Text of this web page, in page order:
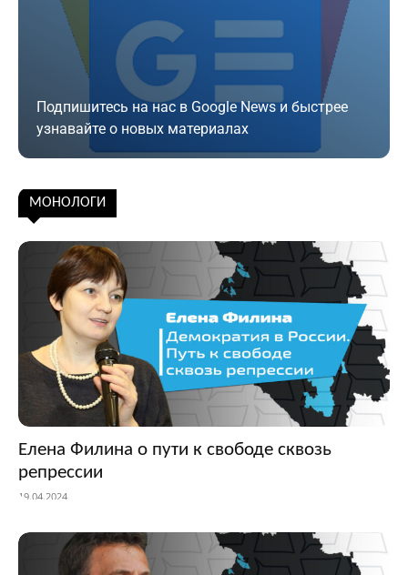
Подпишитесь на нас в Google News и быстрее
узнавайте о новых материалах
Подписаться
МОНОЛОГИ
Елена Филина о пути к свободе сквозь
репрессии
19.04.2024